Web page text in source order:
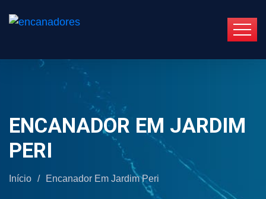
ENCANADOR EM JARDIM
PERI
Início / Encanador Em Jardim Peri